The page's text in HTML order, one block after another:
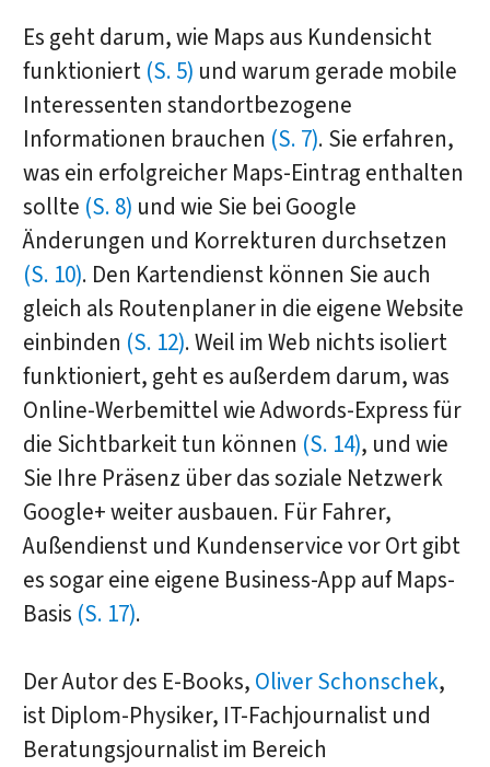
Es geht darum, wie Maps aus Kundensicht
funktioniert (S. 5) und warum gerade mobile
Interessenten standortbezogene
Informationen brauchen (S. 7). Sie erfahren,
was ein erfolgreicher Maps-Eintrag enthalten
sollte (S. 8) und wie Sie bei Google
Änderungen und Korrekturen durchsetzen
(S. 10). Den Kartendienst können Sie auch
gleich als Routenplaner in die eigene Website
einbinden (S. 12). Weil im Web nichts isoliert
funktioniert, geht es außerdem darum, was
Online-Werbemittel wie Adwords-Express für
die Sichtbarkeit tun können (S. 14), und wie
Sie Ihre Präsenz über das soziale Netzwerk
Google+ weiter ausbauen. Für Fahrer,
Außendienst und Kundenservice vor Ort gibt
es sogar eine eigene Business-App auf Maps-
Basis (S. 17).
Der Autor des E-Books, Oliver Schonschek,
ist Diplom-Physiker, IT-Fachjournalist und
Beratungsjournalist im Bereich